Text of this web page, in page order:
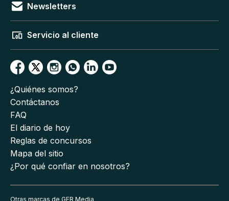
Newsletters
Servicio al cliente
¿Quiénes somos?
Contáctanos
FAQ
El diario de hoy
Reglas de concursos
Mapa del sitio
¿Por qué confiar en nosotros?
Otras marcas de GFR Media